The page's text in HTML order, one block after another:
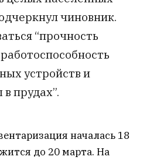
чиновник.
“прочность
устройств и
прудах”.
началась 18
до 20 марта. На